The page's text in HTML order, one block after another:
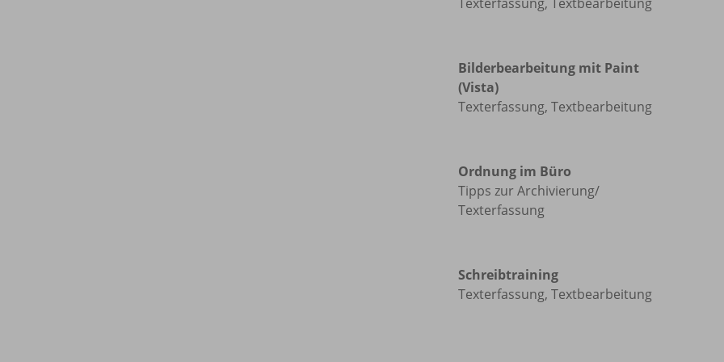
Bilderbearbeitung mit Paint
(Vista)
Texterfassung, Textbearbeitung
Ordnung im Büro
Tipps zur Archivierung/
Texterfassung
Schreibtraining
Texterfassung, Textbearbeitung